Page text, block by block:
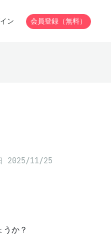
ン 会員登録（無料）
2025/11/25
か？